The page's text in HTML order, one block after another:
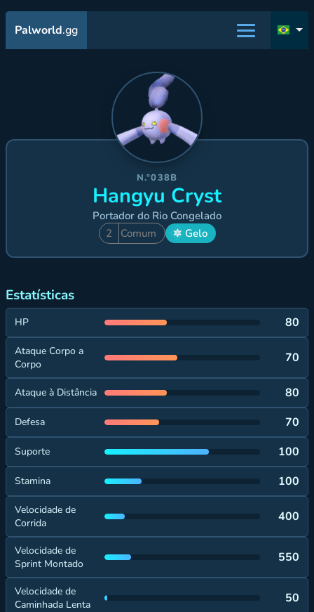
Palworld.gg
N.º038B
Hangyu Cryst
Portador do Rio Congelado
2
Comum Gelo
Estatísticas
HP 80
Ataque Corpo a
Corpo
70
Ataque à Distância 80
Defesa 70
Suporte 100
Stamina 100
Velocidade de
Corrida
400
Velocidade de
Sprint Montado
550
Velocidade de
Caminhada Lenta
50